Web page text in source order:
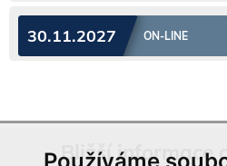
30.11.2027 ON-LINE
Bližší informace